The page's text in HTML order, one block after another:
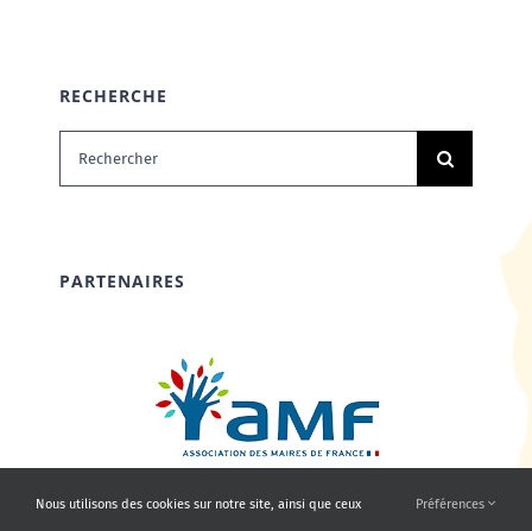
RECHERCHE
Rechercher:
PARTENAIRES
Nous utilisons des cookies sur notre site, ainsi que ceux Préférences